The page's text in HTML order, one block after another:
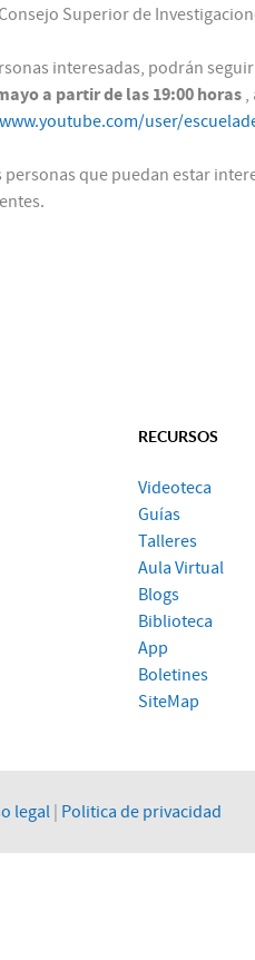
Superior de
interesadas, podrán
a partir de las 19:00 horas,
user/
personas que puedan estar
RECURSOS
Videoteca
Guías
Talleres
Aula Virtual
Blogs
Biblioteca
App
Boletines
SiteMap
legal| Politica de privacidad